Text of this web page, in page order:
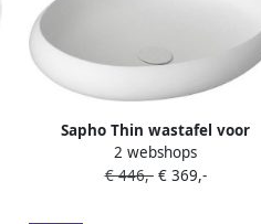
Sapho Thin wastafel voor
werkblad Rockstone 60x40 cm
wit mat
2 webshops
€ 446,-€ 369,-